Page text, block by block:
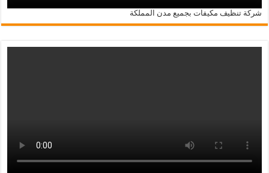
شركة تنظيف مكيفات بجميع مدن المملكة